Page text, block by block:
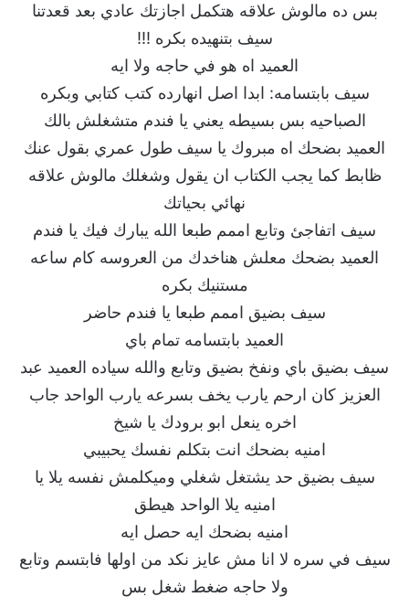
بس ده مالوش علاقه هتكمل اجازتك عادي بعد قعدتنا
سيف بتنهيده بكره !!!
العميد اه هو في حاجه ولا ايه
سيف بابتسامه: ابدا اصل انهارده كتب كتابي وبكره
الصباحيه بس بسيطه يعني يا فندم متشغلش بالك
العميد بضحك اه مبروك يا سيف طول عمري بقول عنك
ظابط كما يجب الكتاب ان يقول وشغلك مالوش علاقه
نهائي بحياتك
سيف اتفاجئ وتابع اممم طبعا الله يبارك فيك يا فندم
العميد بضحك معلش هناخدك من العروسه كام ساعه
مستنيك بكره
سيف بضيق اممم طبعا يا فندم حاضر
العميد بابتسامه تمام باي
سيف بضيق باي ونفخ بضيق وتابع والله سياده العميد عبد
العزيز كان ارحم يارب يخف بسرعه يارب الواحد جاب
اخره ينعل ابو برودك يا شيخ
امنيه بضحك انت بتكلم نفسك يحبيبي
سيف بضيق حد يشتغل شغلي وميكلمش نفسه يلا يا
امنيه يلا الواحد هيطق
امنيه بضحك ايه حصل ايه
سيف في سره لا انا مش عايز نكد من اولها فابتسم وتابع
ولا حاجه ضغط شغل بس